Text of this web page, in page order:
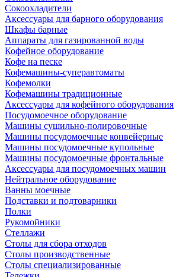
Сокоохладители
Аксессуары для барного оборудования
Шкафы барные
Аппараты для газированной воды
Кофейное оборудование
Кофе на песке
Кофемашины-суперавтоматы
Кофемолки
Кофемашины традиционные
Аксессуары для кофейного оборудования
Посудомоечное оборудование
Машины сушильно-полировочные
Машины посудомоечные конвейерные
Машины посудомоечные купольные
Машины посудомоечные фронтальные
Аксессуары для посудомоечных машин
Нейтральное оборудование
Ванны моечные
Подставки и подтоварники
Полки
Рукомойники
Стеллажи
Столы для сбора отходов
Столы производственные
Столы специализированные